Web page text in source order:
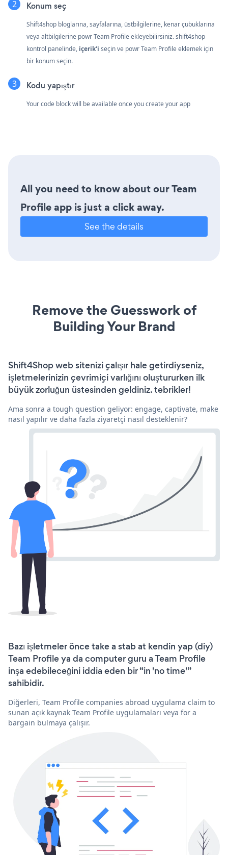
Konum seç
Shift4shop bloglarına, sayfalarına, üstbilgilerine, kenar çubuklarına
veya altbilgilerine powr Team Profile ekleyebilirsiniz. shift4shop
kontrol panelinde, i̇çerik'i seçin ve powr Team Profile eklemek için
bir konum seçin.
Kodu yapıştır
Your code block will be available once you create your app
All you need to know about our Team
Profile app is just a click away.
See the details
Remove the Guesswork of
Building Your Brand
Shift4Shop web sitenizi çalışır hale getirdiyseniz,
işletmelerinizin çevrimiçi varlığını oluştururken ilk
büyük zorluğun üstesinden geldiniz. tebrikler!
Ama sonra a tough question geliyor: engage, captivate, make
nasıl yapılır ve daha fazla ziyaretçi nasıl desteklenir?
Bazı işletmeler önce take a stab at kendin yap (diy)
Team Profile ya da computer guru a Team Profile
inşa edebileceğini iddia eden bir “in 'no time'”
sahibidir.
Diğerleri, Team Profile companies abroad uygulama claim to
sunan açık kaynak Team Profile uygulamaları veya for a
bargain bulmaya çalışır.